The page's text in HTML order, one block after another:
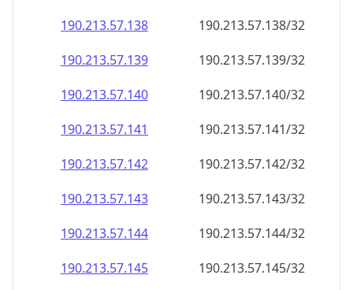
190.213.57.138
190.213.57.138/32
190.213.57.139
190.213.57.139/32
190.213.57.140
190.213.57.140/32
190.213.57.141
190.213.57.141/32
190.213.57.142
190.213.57.142/32
190.213.57.143
190.213.57.143/32
190.213.57.144
190.213.57.144/32
190.213.57.145
190.213.57.145/32